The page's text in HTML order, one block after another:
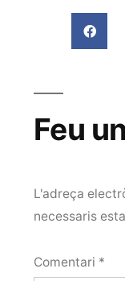
Feu
L'adreça
necessaris
Comentari *